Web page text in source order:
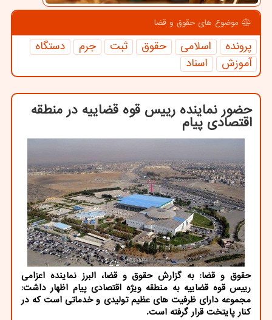
موضوع های حقوق و قضا
پرونده اسلامی حقوق ثبت جرم
دستگاه
آموزش
اسناد
حضور نماینده رییس قوه قضاییه در منطقه
اقتصادی پیام
حقوق و قضا: به گزارش حقوق و قضا، البرز نماینده اعزامی
رییس قوه قضاییه به منطقه ویژه اقتصادی پیام اظهار داشت:
مجموعه دارای ظرفیت های عظیم تولیدی و خدماتی است که در
کنار پایتخت قرار گرفته است.